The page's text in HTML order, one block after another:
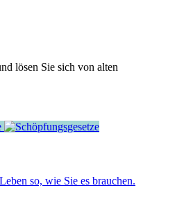
lösen Sie sich von alten
so, wie Sie es brauchen.